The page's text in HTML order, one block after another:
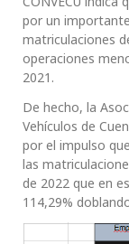
por un
matriculaciones
operaciones
2021.
De hecho, la
Vehículos de
por el impulso
las
de 2022 que en
114,29%